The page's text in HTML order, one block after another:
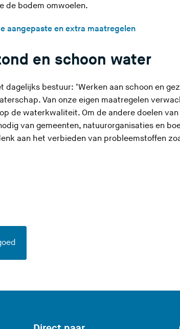
de bodem omwoelen.
aangepaste en extra maatregelen
en schoon water
dagelijks bestuur: ‘Werken aan schoon en
Van onze eigen maatregelen
op de waterkwaliteit. Om de andere doelen van
van gemeenten, natuurorganisaties en
aan het verbieden van probleemstoffen